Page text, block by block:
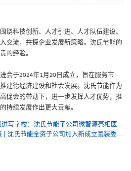
围绕科技创新、人才引进、人才队伍建设、
交流，共探企业发展新策略。沈氏节能的
的经验。
会于2024年1月20 日成立 ，旨在服务市
建德经济建设和社会发展。沈氏节能作为
高促会的带动下，进一步发挥人才优势，推
持续发展作出更大贡献。